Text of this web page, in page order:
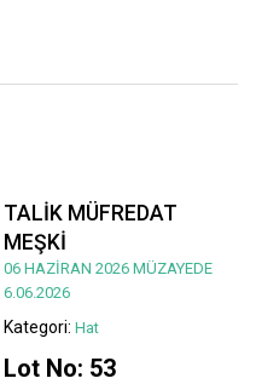
TALİK MÜFREDAT
MEŞKİ
06 HAZİRAN 2026 MÜZAYEDE
6.06.2026
Kategori: Hat
Lot No: 53